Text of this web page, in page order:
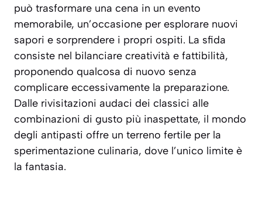
può trasformare una cena in un evento
memorabile, un’occasione per esplorare nuovi
sapori e sorprendere i propri ospiti. La sfida
consiste nel bilanciare creatività e fattibilità,
proponendo qualcosa di nuovo senza
complicare eccessivamente la preparazione.
Dalle rivisitazioni audaci dei classici alle
combinazioni di gusto più inaspettate, il mondo
degli antipasti offre un terreno fertile per la
sperimentazione culinaria, dove l’unico limite è
la fantasia.